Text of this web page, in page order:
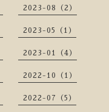
2023-08（2）
2023-05（1）
2023-01（4）
2022-10（1）
2022-07（5）